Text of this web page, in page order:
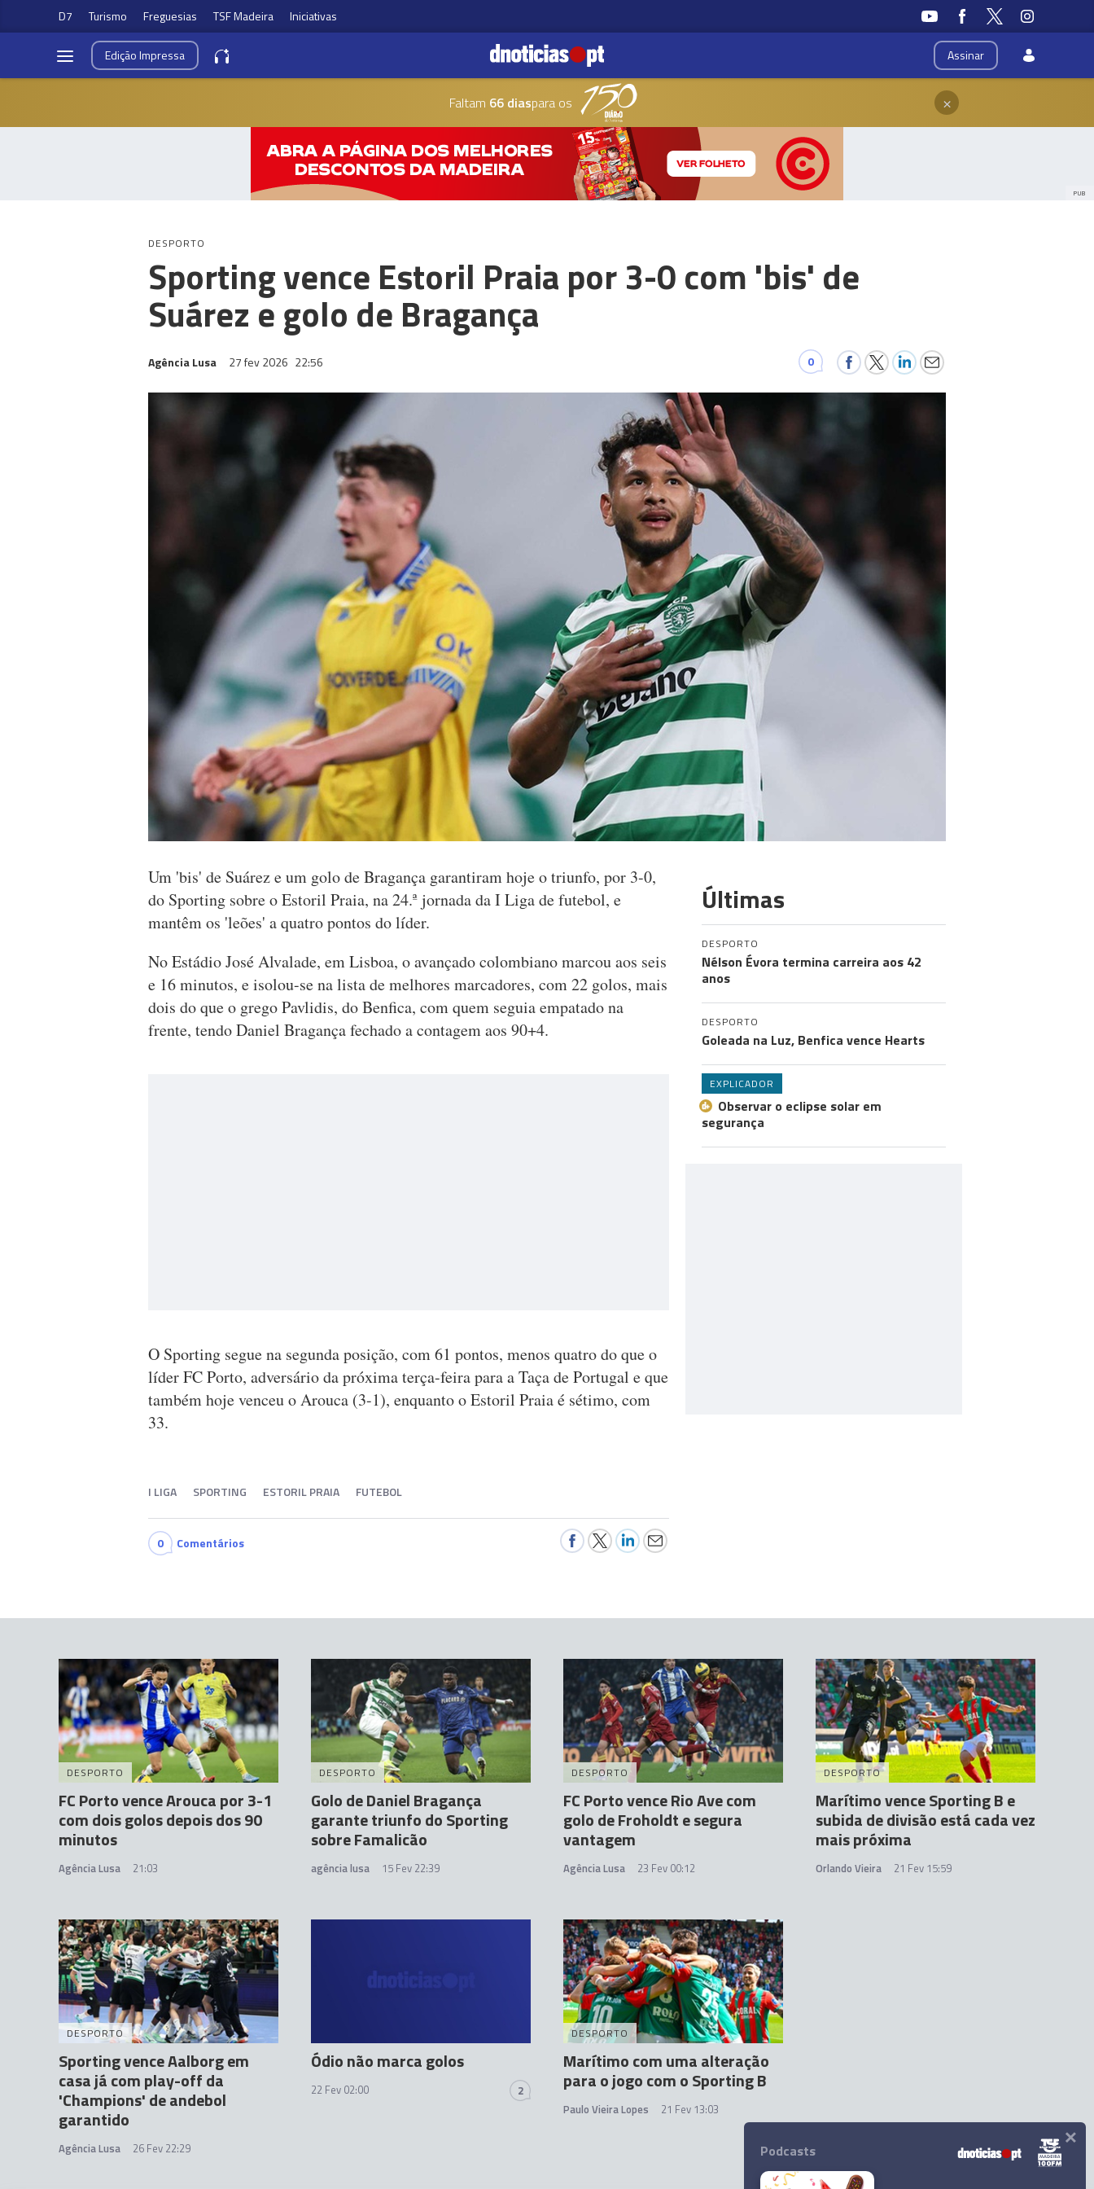
D7 Turismo Freguesias TSF Madeira Iniciativas
Assinar
EdiçãoImpressa
Faltam 66 diaspara os ×
PUB
DESPORTO
Sporting vence Estoril Praia por 3-0 com 'bis' de
Suárez e golo de Bragança
Agência Lusa 27 fev 2026 22:56 0
Um 'bis' de Suárez e um golo de Bragança garantiram hoje o triunfo, por 3-0,
do Sporting sobre o Estoril Praia, na 24.ª jornada da I Liga de futebol, e
mantêm os 'leões' a quatro pontos do líder.
No Estádio José Alvalade, em Lisboa, o avançado colombiano marcou aos seis
e 16 minutos, e isolou-se na lista de melhores marcadores, com 22 golos, mais
dois do que o grego Pavlidis, do Benfica, com quem seguia empatado na
frente, tendo Daniel Bragança fechado a contagem aos 90+4.
O Sporting segue na segunda posição, com 61 pontos, menos quatro do que o
líder FC Porto, adversário da próxima terça-feira para a Taça de Portugal e que
também hoje venceu o Arouca (3-1), enquanto o Estoril Praia é sétimo, com
33.
I LIGA SPORTING ESTORIL PRAIA FUTEBOL
0 Comentários
Últimas
DESPORTO
Nélson Évora termina carreira aos 42
anos
DESPORTO
Goleada na Luz, Benfica vence Hearts
EXPLICADOR
Observar o eclipse solar em
segurança
DESPORTO
FC Porto vence Arouca por 3-1
com dois golos depois dos 90
minutos
Agência Lusa 21:03
DESPORTO
Golo de Daniel Bragança
garante triunfo do Sporting
sobre Famalicão
agência lusa 15 Fev 22:39
DESPORTO
FC Porto vence Rio Ave com
golo de Froholdt e segura
vantagem
Agência Lusa 23 Fev 00:12
DESPORTO
Marítimo vence Sporting B e
subida de divisão está cada vez
mais próxima
Orlando Vieira 21 Fev 15:59
DESPORTO
Sporting vence Aalborg em
casa já com play-off da
'Champions' de andebol
garantido
Agência Lusa 26 Fev 22:29
Ódio não marca golos
22 Fev 02:00 2
DESPORTO
Marítimo com uma alteração
para o jogo com o Sporting B
Paulo Vieira Lopes 21 Fev 13:03
Podcasts ×